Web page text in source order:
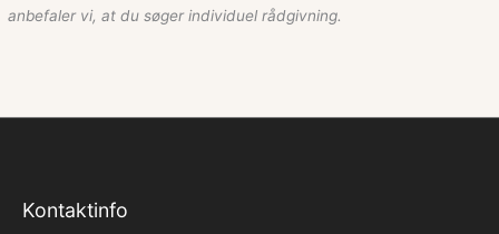
anbefaler vi, at du søger individuel rådgivning.
Kontaktinfo